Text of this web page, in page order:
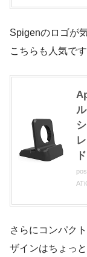
Spigenのロゴが
こちらも人気です
さらにコンパク
ザインはちょっ